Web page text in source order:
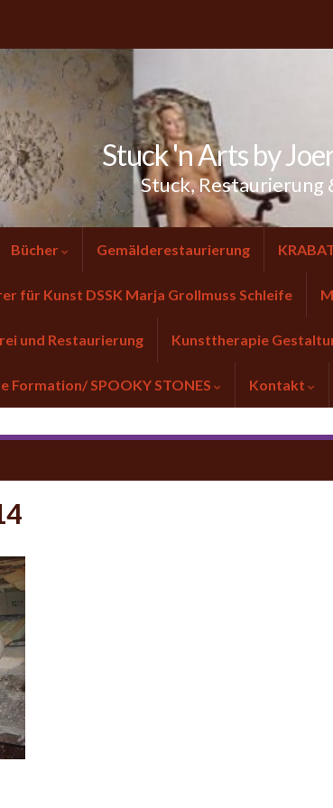
Stuck 'n Arts by
Stuck, Restaurierung
Bücher Gemälderestaurierung
für Kunst DSSK Marja Grollmuss Schleife
und Restaurierung Kunsttherapie
Formation/ SPOOKY STONES Kontakt